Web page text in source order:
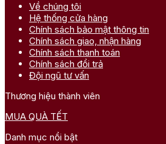
Về chúng tôi
Hệ thống cửa hàng
Chính sách bảo mật thông tin
Chính sách giao, nhận hàng
Chính sách thanh toán
Chính sách đổi trả
Đội ngũ tư vấn
Thương hiệu thành viên
MUA QUÀ TẾT
Danh mục nổi bật